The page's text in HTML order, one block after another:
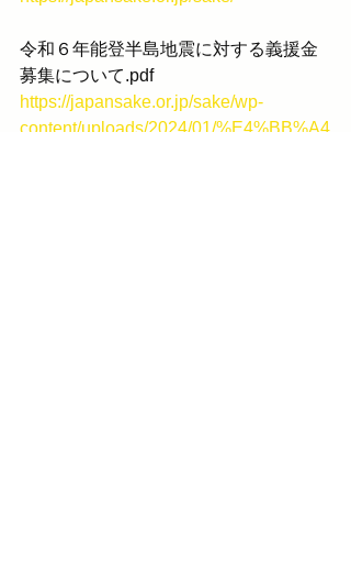
令和６年能登半島地震に対する義援金
募集について.pdf
https://japansake.or.jp/sake/wp-
content/uploads/2024/01/%E4%BB%A4